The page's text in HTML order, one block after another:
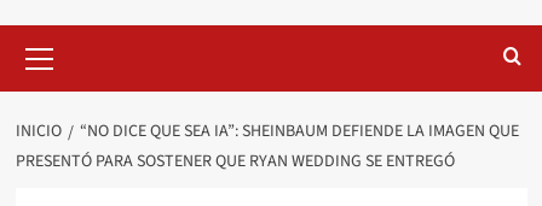
principal
INICIO
“NO DICE QUE SEA IA”: SHEINBAUM DEFIENDE LA IMAGEN QUE
PRESENTÓ PARA SOSTENER QUE RYAN WEDDING SE ENTREGÓ